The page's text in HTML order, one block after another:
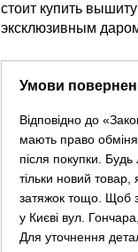
стоит купить
эксклюзивным
Умови
Відповідно до
мають право
після покупки.
тільки новий товар,
затяжок тощо. Щоб
у Києві вул.
Для уточнення